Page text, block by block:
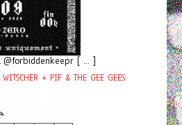
@forbiddenkeepr [ ... ]
+ PIF & THE GEE GEES